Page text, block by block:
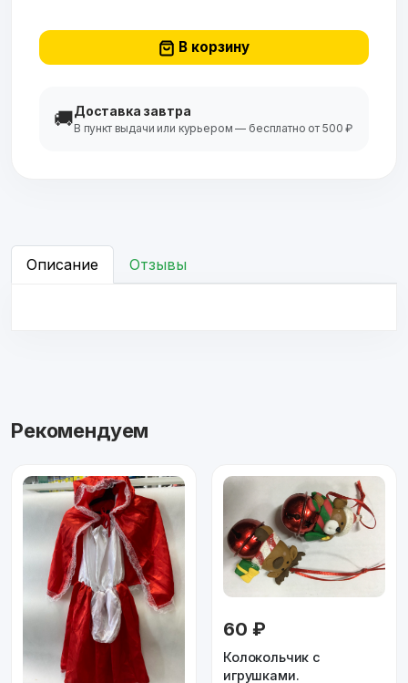
В корзину
🚚Доставка завтра
В пункт выдачи или курьером — бесплатно от 500 ₽
Описание Отзывы
Рекомендуем
60 ₽
Колокольчик с
игрушками.